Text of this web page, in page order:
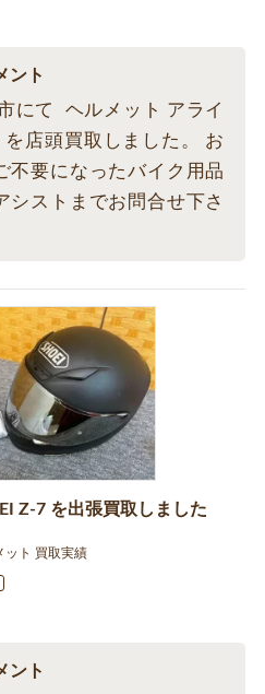
ント
にて ヘルメット アライ
を店頭買取しました。 お
不要になったバイク用品
シストまでお問合せ下さ
Z-7 を出張買取しました
ット 買取実績
ント